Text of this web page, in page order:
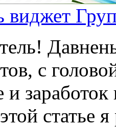
виджет
с
статье